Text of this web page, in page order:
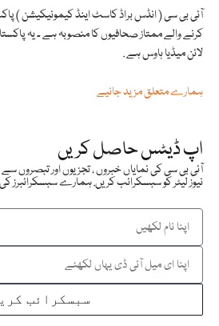
آئی بی سی ( انڈس براڈ کاسٹ اینڈ کیمونیکیشن )
کرنے والے ممتاز صحافیوں کا منصوبہ ہے ۔ یہ
لائن میڈیا ہاوس ہے .
ہمارے متعلق مزید جانیے
اپ ڈیٹس حاصل کریں
آئی بی سی کی نمایاں خبروں ، تجزیوں اور
نیوز لیٹر کو سبسکرائب کریں. ہمارے سبسکرائبرز
سبسکرائب